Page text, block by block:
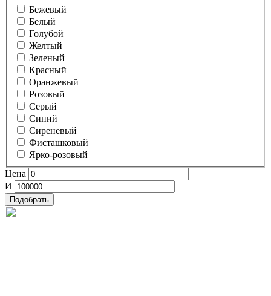
Бежевый
Белый
Голубой
Желтый
Зеленый
Красный
Оранжевый
Розовый
Серый
Синий
Сиреневый
Фисташковый
Ярко-розовый
Цена
И